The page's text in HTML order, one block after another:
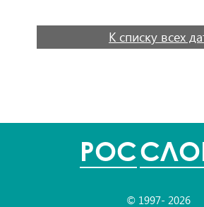
К списку всех
POC
© 1997- 2026